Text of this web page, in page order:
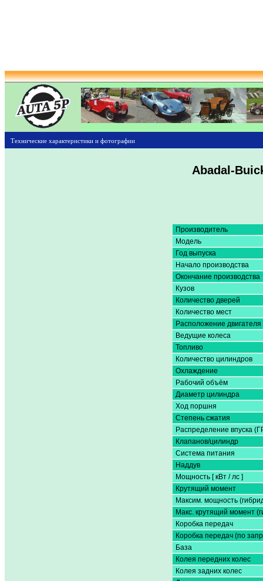
Технические характеристики и фотографии
Abadal-
Производитель
Модель
Год выпуска
Начало производства
Окончание производства
Кузов
Количество дверей
Количество мест
Расположение двигателя
Ведущие колеса
Топливо
Количество цилиндров
Охлаждение
Рабочий объём
Диаметр цилиндра
Ход поршня
Степень сжатия
Распределение впуска
Клапанов/цилиндр
Система питания
Наддув
Мощность [ кВт / лс ]
Крутящий момент
Максим. мощность
Макс. крутящий момент
Коробка передач
Коробка передач (по
База
Колея передних колес
Колея задних колес